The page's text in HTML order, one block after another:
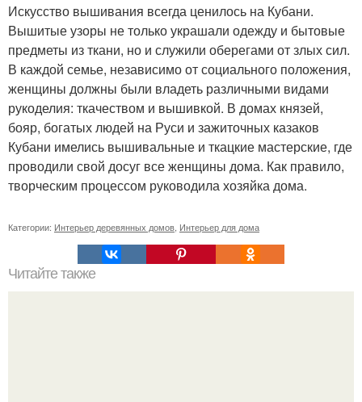
Искусство вышивания всегда ценилось на Кубани.
Вышитые узоры не только украшали одежду и бытовые
предметы из ткани, но и служили оберегами от злых сил.
В каждой семье, независимо от социального положения,
женщины должны были владеть различными видами
рукоделия: ткачеством и вышивкой. В домах князей,
бояр, богатых людей на Руси и зажиточных казаков
Кубани имелись вышивальные и ткацкие мастерские, где
проводили свой досуг все женщины дома. Как правило,
творческим процессом руководила хозяйка дома.
Категории: Интерьер деревянных домов Интерьер для дома
Читайте также